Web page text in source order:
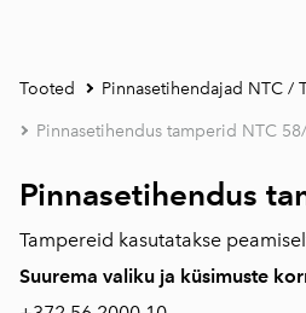
Tooted Pinnasetihendajad NTC /
Pinnasetihendus tamperid NTC
Pinnasetihendus
Tampereid kasutatakse
Suurema valiku ja küsimuste